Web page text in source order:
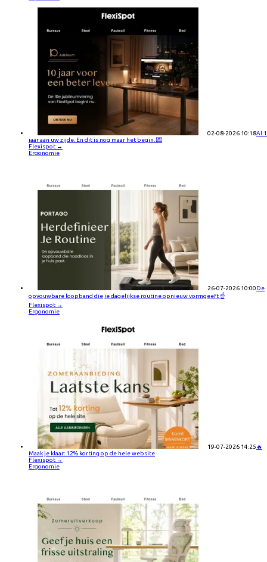
02-08-2026 10:18Al
jaar aan uw zijde. En dit is nog maar het begin. 💌
Flexispot →
Ergonomie
26-07-2026 10:00De
opvouwbare loopband die je dagelijkse routine opnieuw vormgeeft ☝️
Flexispot →
Ergonomie
19-07-2026 14:25🔥
Maak je klaar: 12% korting op de hele website
Flexispot →
Ergonomie